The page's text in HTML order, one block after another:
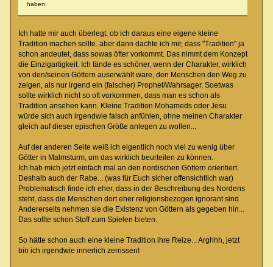
haben.
Ich hatte mir auch überlegt, ob ich daraus eine eigene kleine
Tradition machen sollte. aber dann dachte ich mir, dass "Tradition" ja
schon andeutet, dass sowas öfter vorkommt. Das nimmt dem Konzept
die Einzigartigkeit. Ich fände es schöner, wenn der Charakter, wirklich
von den/seinen Göttern auserwählt wäre, den Menschen den Weg zu
zeigen, als nur irgend ein (falscher) Prophet/Wahrsager. Soetwas
sollte wirklich nicht so oft vorkommen, dass man es schon als
Tradition ansehen kann. Kleine Tradition Mohameds oder Jesu
würde sich auch irgendwie falsch anfühlen, ohne meinen Charakter
gleich auf dieser epischen Größe anlegen zu wollen...
Auf der anderen Seite weiß ich eigentlich noch viel zu wenig über
Götter in Malmsturm, um das wirklich beurteilen zu können.
Ich hab mich jetzt einfach mal an den nordischen Göttern orientiert.
Deshalb auch der Rabe... (was für Euch sicher offensichtlich war)
Problematisch finde ich eher, dass in der Beschreibung des Nordens
steht, dass die Menschen dort eher religionsbezogen ignorant sind.
Andererseits nehmen sie die Existenz von Göttern als gegeben hin...
Das sollte schon Stoff zum Spielen bieten.
So hätte schon auch eine kleine Tradition ihre Reize... Arghhh, jetzt
bin ich irgendwie innerlich zerrissen!